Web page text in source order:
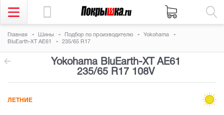
Главная Шины Подбор по производителю
Yokohama
BluEarth-XT AE61
235/65 R17
Yokohama BluEarth-XT AE61
235/65 R17 108V
ЛЕТНИЕ